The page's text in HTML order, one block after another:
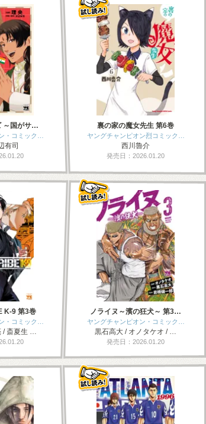
～国がサ…
・コミック…
有司
裏の家の魔女先生 第6巻
ヤングチャンピオン烈コミック…
西川魯介
発売日：2026.01.20
K-9 第3巻
・コミック…
/ 斎夏生 …
ノライヌ～濱の狂犬～ 第3…
ヤングチャンピオン・コミック…
黒石高大 / オノタケオ / …
発売日：2026.01.20